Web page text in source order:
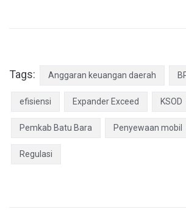
Tags: Anggaran keuangan daerah
efisiensi Expander Exceed KSOD
Pemkab Batu Bara Penyewaan mobil
Regulasi